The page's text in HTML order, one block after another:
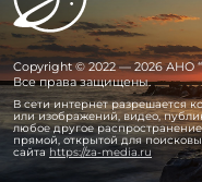
Copyright © 2022 — 2026 АНО
Все права защищены.
В сети интернет разрешается
или изображений, видео,
любое другое
прямой, открытой для
сайта https://za-media.ru